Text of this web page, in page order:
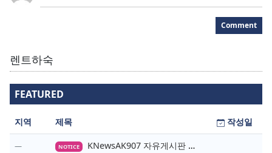
Comment
렌트하숙
FEATURED
지역 제목 작성일
NOTICE KNewsAK907 자유게시판 이용안내